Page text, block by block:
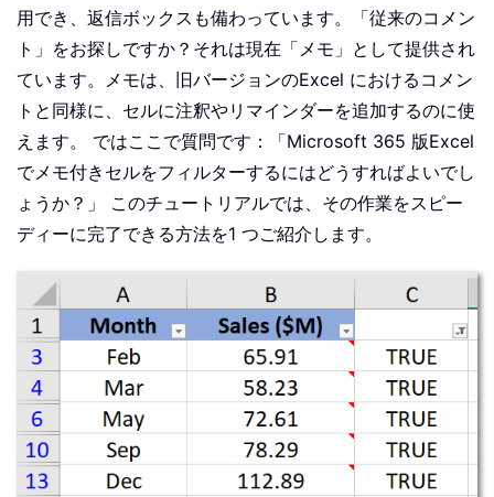
用でき、返信ボックスも備わっています。「従来のコメン
ト」をお探しですか？それは現在「メモ」として提供され
ています。メモは、旧バージョンのExcel におけるコメン
トと同様に、セルに注釈やリマインダーを追加するのに使
えます。 ではここで質問です：「Microsoft 365 版Excel
でメモ付きセルをフィルターするにはどうすればよいでし
ょうか？」 このチュートリアルでは、その作業をスピー
ディーに完了できる方法を1 つご紹介します。